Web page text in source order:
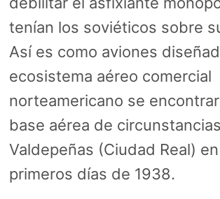
tenían los soviéticos sobre
Así es como aviones
ecosistema aéreo comercial
norteamericano se
base aérea de
Valdepeñas (Ciudad Real)
primeros días de 1938.